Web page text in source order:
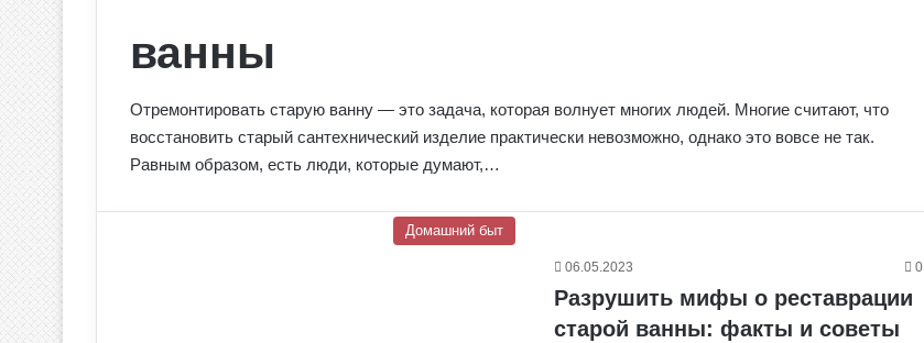
ванны
Отремонтировать старую ванну — это задача, которая волнует многих людей. Многие считают, что
восстановить старый сантехнический изделие практически невозможно, однако это вовсе не так.
Равным образом, есть люди, которые думают,…
Домашний быт
06.05.2023 0
Разрушить мифы о реставрации
старой ванны: факты и советы